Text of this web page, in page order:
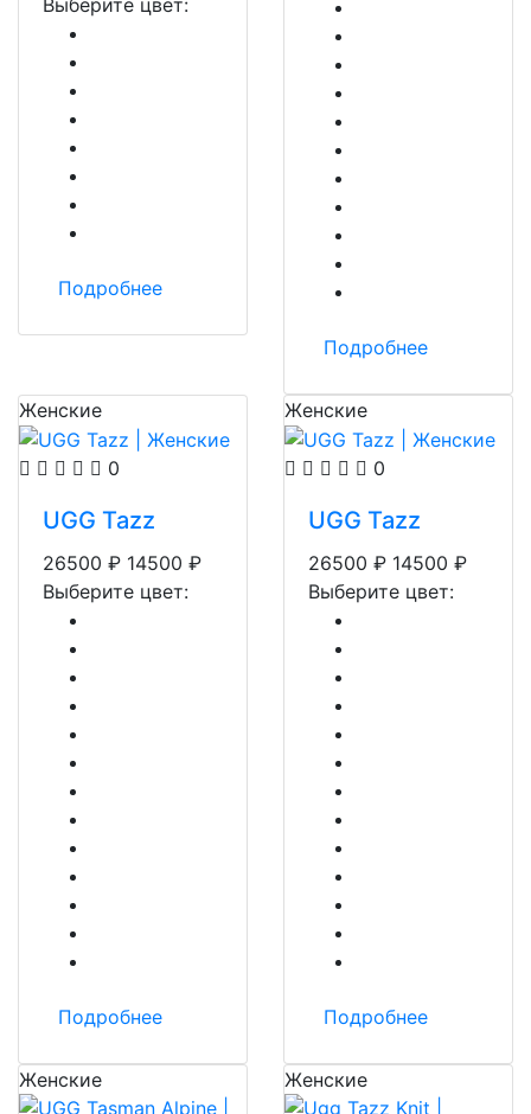
Выберите цвет:
Подробнее
Подробнее
Женские
0
UGG Tazz
26500 ₽ 14500 ₽
Выберите цвет:
Подробнее
Женские
0
UGG Tazz
26500 ₽ 14500 ₽
Выберите цвет:
Подробнее
Женские Женские